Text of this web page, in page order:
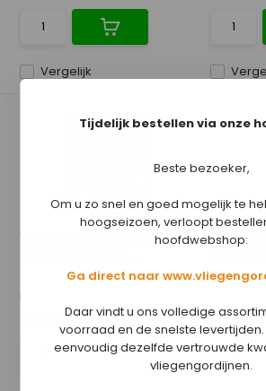
Vergelijk
Vliegengordijn Helena /
€ 169,95
€ 169,95
Tijdelijk bestellen via onze
Beste bezoeker,
Om u zo snel en goed mogelijk te
hoogseizoen, verloopt
hoofdwebshop:
Ga direct naar
Daar vindt u ons volledige
voorraad en de snelste
eenvoudig dezelfde vertrouwde
vliegengordijnen.